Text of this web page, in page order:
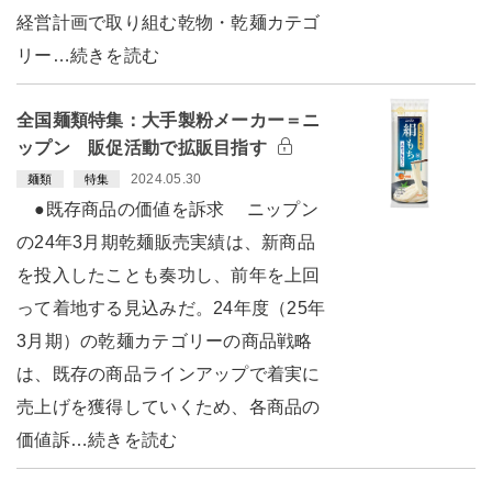
経営計画で取り組む乾物・乾麺カテゴ
リー…続きを読む
全国麺類特集：大手製粉メーカー＝ニ
ップン 販促活動で拡販目指す
麺類 特集 2024.05.30
●既存商品の価値を訴求 ニップン
の24年3月期乾麺販売実績は、新商品
を投入したことも奏功し、前年を上回
って着地する見込みだ。24年度（25年
3月期）の乾麺カテゴリーの商品戦略
は、既存の商品ラインアップで着実に
売上げを獲得していくため、各商品の
価値訴…続きを読む